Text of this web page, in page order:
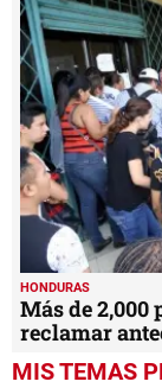
HONDURAS
Más de 2,000
reclamar
MIS TEMAS